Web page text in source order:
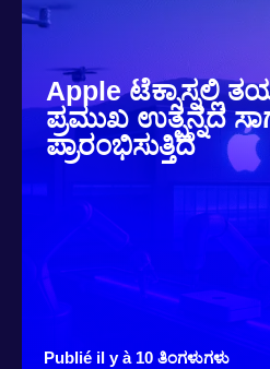
Apple ಟೆಕ್ಸಾಸ್ನಲ್ಲಿ
ಪ್ರಮುಖ ಉತ್ಪನ್ನದ
ಪ್ರಾರಂಭಿಸುತ್ತಿದೆ
Publié il y à 10 ತಿಂಗಳುಗಳು